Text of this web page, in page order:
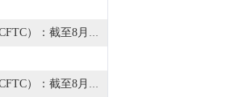
美国商品期货交易委员会（CFTC）：截至8月4日当周，投机者将芝加哥期货交易所（CBOT）美国国债期货净空头头寸减少41,225份合约，至176,272份合约。将CBOT美国2年期国债期货净空头头寸减少120,346份合约，至1,004,228份合约。将CBOT美国5年期国债期货净空头头寸增加179,319份合约，至1,325,719份合约。将CBOT美国2年期国债期货净空头头寸减少120,346份合约，至1,004,228份合约。将CBOT美国超长期国债期货净空头头寸减少5,723份合约，至314,985份合约。
美国商品期货交易委员会（CFTC）：截至8月4日当周，在四大纽约商品交易所（NYMEX）和洲际交易所（ICE）市场中，天然气投机者净空头头寸增加28,093份合约，至89,090份合约。